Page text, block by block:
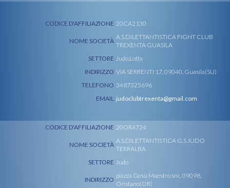
CODICE D'AFFILIAZIONE 20CA2130
NOME SOCIETÀ
A.S.DILETTANTISTICA FIGHT CLUB
TREXENTA GUASILA
SETTORE Judo,Lotta
INDIRIZZO VIA SERRENTI 17, 09040, Guasila(SU)
TELEFONO 3487325696
EMAIL judoclubtrexenta@gmail.com
CODICE D'AFFILIAZIONE 20OR4724
NOME SOCIETÀ
A.S.DILETTANTISTICA G.S JUDO
TERRALBA
SETTORE Judo
INDIRIZZO
piazza Gesù Maestro snc, 09098,
Oristano(OR)